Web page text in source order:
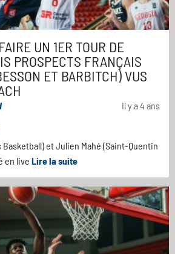
UN 1ER TOUR DE
PROSPECTS FRANÇAIS
ET BARBITCH) VUS
Il y a 4 ans
Basketball) et Julien Mahé (Saint-Quentin
en live Lire la suite